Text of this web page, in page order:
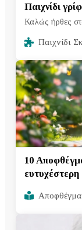
Παιχνίδι
Καλώς ήρθες
Παιχνίδι
10